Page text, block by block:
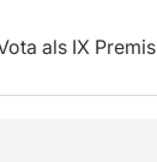
als IX Premis